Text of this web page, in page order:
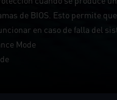
de BIOS. Esto permite
en caso de falla del
Mode